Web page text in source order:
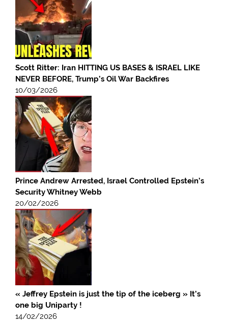
Scott Ritter: Iran HITTING US BASES & ISRAEL LIKE
NEVER BEFORE, Trump’s Oil War Backfires
10/03/2026
Prince Andrew Arrested, Israel Controlled Epstein’s
Security Whitney Webb
20/02/2026
« Jeffrey Epstein is just the tip of the iceberg » It’s
one big Uniparty !
14/02/2026